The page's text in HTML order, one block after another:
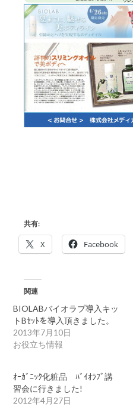
共有:
X Facebook
関連
BIOLABバイオラブ導入キッ
トBｾｯﾄを導入頂きました。
2013年7月10日
お役立ち情報
ｵｰｶﾞﾆｯｸ化粧品 ﾊﾞｲｵﾗﾌﾞ講
習会に行きました!
2012年4月27日